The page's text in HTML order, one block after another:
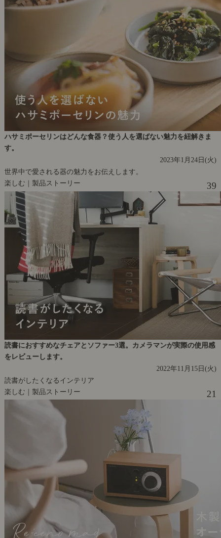
ハサミポーセリンはどんな食器？使う人を選ばない魅力を紐解きま
す。
2023年1月24日(火)
世界中で愛される器の魅力をお伝えします。
楽しむ｜製品ストーリー
39
読書におすすめなチェアとソファー3選。カメラマンが実際の使用感
をレビューします。
2022年11月15日(火)
読書がしたくなるインテリア
楽しむ｜製品ストーリー
21